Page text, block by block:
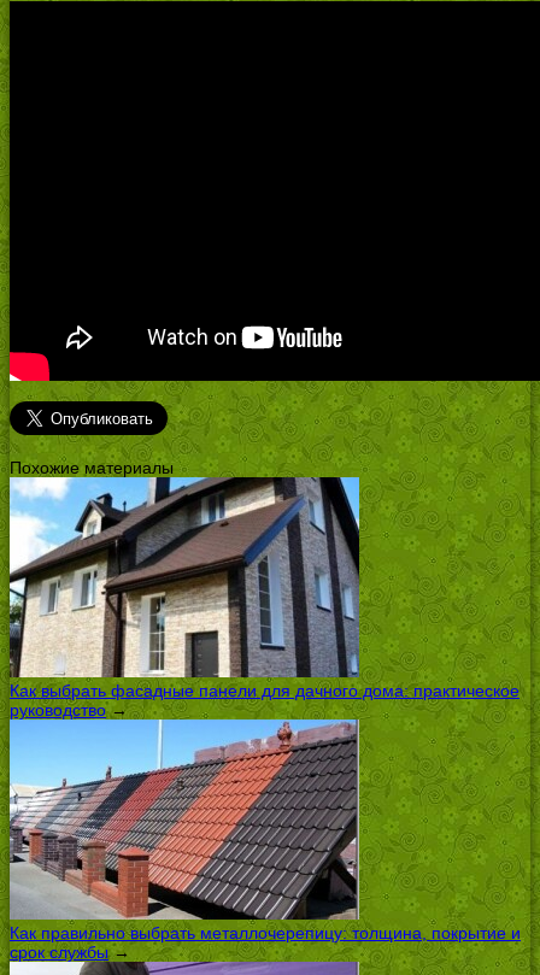
Похожие материалы
Как выбрать фасадные панели для дачного дома: практическое
руководство→
Как правильно выбрать металлочерепицу: толщина, покрытие и
срок службы→